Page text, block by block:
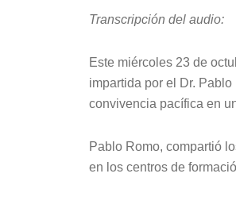
Transcripción del audio:
Este miércoles 23 de
impartida por el Dr.
convivencia pacífica en
Pablo Romo, compartió
en los centros de